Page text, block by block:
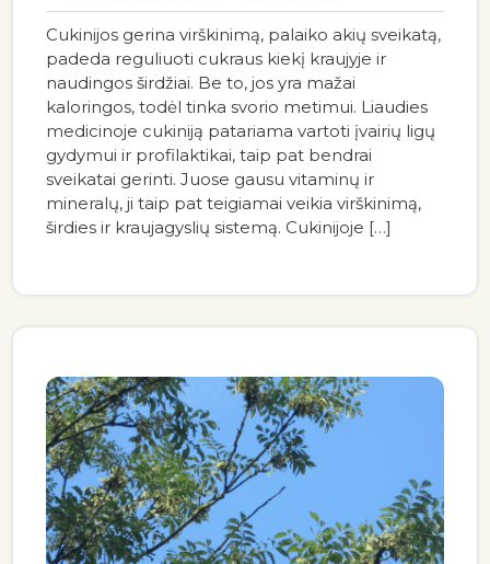
Cukinijos gerina virškinimą, palaiko akių sveikatą,
padeda reguliuoti cukraus kiekį kraujyje ir
naudingos širdžiai. Be to, jos yra mažai
kaloringos, todėl tinka svorio metimui. Liaudies
medicinoje cukiniją patariama vartoti įvairių ligų
gydymui ir profilaktikai, taip pat bendrai
sveikatai gerinti. Juose gausu vitaminų ir
mineralų, ji taip pat teigiamai veikia virškinimą,
širdies ir kraujagyslių sistemą. Cukinijoje […]